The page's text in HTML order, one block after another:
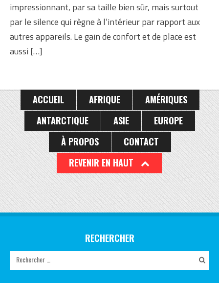
impressionnant, par sa taille bien sûr, mais surtout
par le silence qui règne à l’intérieur par rapport aux
autres appareils. Le gain de confort et de place est
aussi […]
ACCUEIL AFRIQUE
AMÉRIQUES
ANTARCTIQUE
ASIE
EUROPE
À PROPOS
CONTACT
REVENIR EN HAUT
RECHERCHER